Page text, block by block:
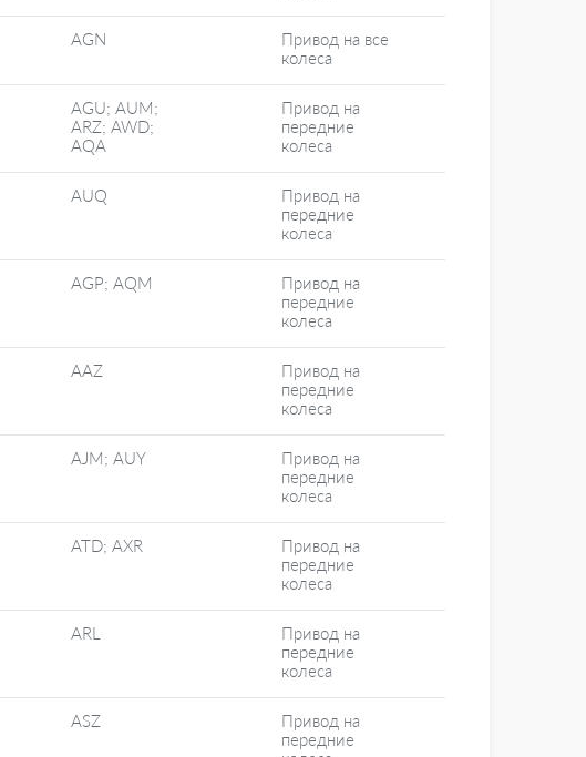
AGN
Привод на все
колеса
AGU; AUM;
ARZ; AWD;
AQA
Привод на
передние
колеса
AUQ
Привод на
передние
колеса
AGP; AQM
Привод на
передние
колеса
AAZ
Привод на
передние
колеса
AJM; AUY
Привод на
передние
колеса
ATD; AXR
Привод на
передние
колеса
ARL
Привод на
передние
колеса
ASZ
Привод на
передние